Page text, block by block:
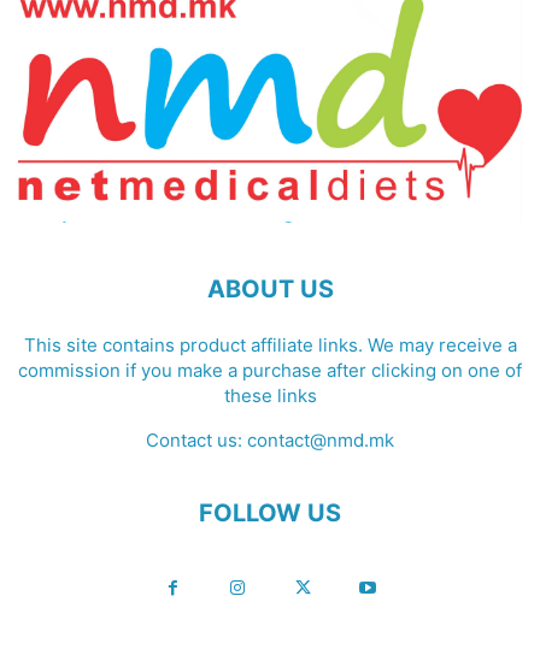
ABOUT US
This site contains product affiliate links. We may receive a
commission if you make a purchase after clicking on one of
these links
Contact us: contact@nmd.mk
FOLLOW US